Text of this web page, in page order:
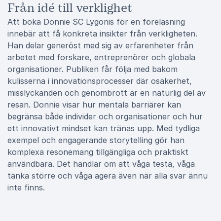
Från idé till verklighet
Att boka Donnie SC Lygonis för en föreläsning
innebär att få konkreta insikter från verkligheten.
Han delar generöst med sig av erfarenheter från
arbetet med forskare, entreprenörer och globala
organisationer. Publiken får följa med bakom
kulisserna i innovationsprocesser där osäkerhet,
misslyckanden och genombrott är en naturlig del av
resan. Donnie visar hur mentala barriärer kan
begränsa både individer och organisationer och hur
ett innovativt mindset kan tränas upp. Med tydliga
exempel och engagerande storytelling gör han
komplexa resonemang tillgängliga och praktiskt
användbara. Det handlar om att våga testa, våga
tänka större och våga agera även när alla svar ännu
inte finns.